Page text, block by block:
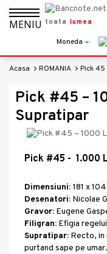
MENIU toata lumea
Moneda
Acasa ROMANIA Pick 45
Pick #45 – 1000 Lei – 1936 –
Supratipar
Pick #45 - 1.000
Dimensiuni: 181 x
Desenatori: Nicolae
Gravor: Eugene
Filigran: Efigia
Supratipar: Recto, in
purtand sape pe umar.